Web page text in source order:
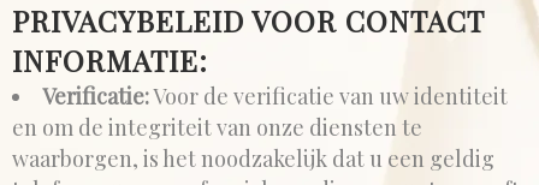
PRIVACYBELEID VOOR CONTACT
INFORMATIE:
Verificatie:Voor de verificatie van uw identiteit
en om de integriteit van onze diensten te
waarborgen, is het noodzakelijk dat u een geldig